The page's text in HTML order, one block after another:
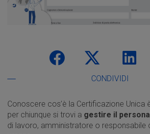
CONDIVIDI
Conoscere cos’è la Certificazione Unica
per chiunque si trovi a gestire il
di lavoro, amministratore o responsabile